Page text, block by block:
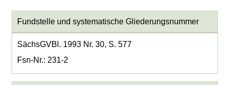
Fundstelle und systematische Gliederungsnummer
SächsGVBl. 1993 Nr. 30, S. 577
Fsn-Nr.: 231-2